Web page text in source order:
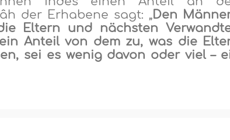
der Erhabene sagt: „Den
Eltern und nächsten
Anteil von dem zu, was die
sei es wenig davon oder viel –